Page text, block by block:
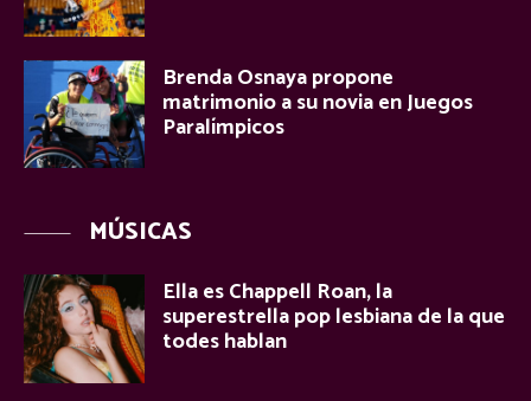
Brenda Osnaya propone
matrimonio a su novia en Juegos
Paralímpicos
MÚSICAS
Ella es Chappell Roan, la
superestrella pop lesbiana de la que
todes hablan